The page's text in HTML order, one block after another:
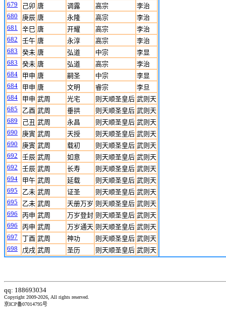
679
己卯 唐 调露 高宗
李治
680
庚辰 唐 永隆 高宗
李治
681
辛巳 唐 开耀 高宗
李治
682
壬午 唐 永淳 高宗
李治
683
癸未 唐 弘道 中宗
李显
683
癸未 唐 弘道 高宗
李治
684
甲申 唐 嗣圣 中宗
李显
684
甲申 唐 文明 睿宗
李旦
684
甲申 武周 光宅 则天顺圣皇后 武则天
685
乙酉 武周 垂拱 则天顺圣皇后 武则天
689
己丑 武周 永昌 则天顺圣皇后 武则天
690
庚寅 武周 天授 则天顺圣皇后 武则天
690
庚寅 武周 载初 则天顺圣皇后 武则天
692
壬辰 武周 如意 则天顺圣皇后 武则天
692
壬辰 武周 长寿 则天顺圣皇后 武则天
694
甲午 武周 延载 则天顺圣皇后 武则天
695
乙未 武周 证圣 则天顺圣皇后 武则天
695
乙未 武周 天册万岁 则天顺圣皇后 武则天
696
丙申 武周 万岁登封 则天顺圣皇后 武则天
696
丙申 武周 万岁通天 则天顺圣皇后 武则天
697
丁酉 武周 神功 则天顺圣皇后 武则天
698
戊戌 武周 圣历 则天顺圣皇后 武则天
qq: 188693034
Copyright 2009-2026, All rights reserved.
京ICP备07014795号